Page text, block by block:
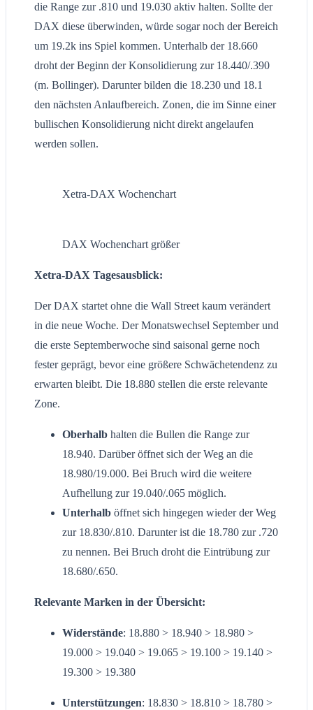
die Range zur .810 und 19.030 aktiv halten. Sollte der
DAX diese überwinden, würde sogar noch der Bereich
um 19.2k ins Spiel kommen. Unterhalb der 18.660
droht der Beginn der Konsolidierung zur 18.440/.390
(m. Bollinger). Darunter bilden die 18.230 und 18.1
den nächsten Anlaufbereich. Zonen, die im Sinne einer
bullischen Konsolidierung nicht direkt angelaufen
werden sollen.
Xetra-DAX Wochenchart
DAX Wochenchart größer
Xetra-DAX Tagesausblick:
Der DAX startet ohne die Wall Street kaum verändert
in die neue Woche. Der Monatswechsel September und
die erste Septemberwoche sind saisonal gerne noch
fester geprägt, bevor eine größere Schwächetendenz zu
erwarten bleibt. Die 18.880 stellen die erste relevante
Zone.
Oberhalb halten die Bullen die Range zur
18.940. Darüber öffnet sich der Weg an die
18.980/19.000. Bei Bruch wird die weitere
Aufhellung zur 19.040/.065 möglich.
Unterhalb öffnet sich hingegen wieder der Weg
zur 18.830/.810. Darunter ist die 18.780 zur .720
zu nennen. Bei Bruch droht die Eintrübung zur
18.680/.650.
Relevante Marken in der Übersicht:
Widerstände: 18.880 > 18.940 > 18.980 >
19.000 > 19.040 > 19.065 > 19.100 > 19.140 >
19.300 > 19.380
Unterstützungen: 18.830 > 18.810 > 18.780 >